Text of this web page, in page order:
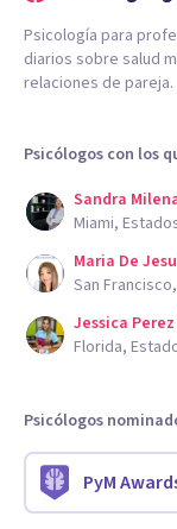
Psicología para
diarios sobre salud
relaciones de pareja.
Psicólogos con los
Sandra
Miami,
Maria De
San
Jessica
Florida,
Psicólogos
PyM